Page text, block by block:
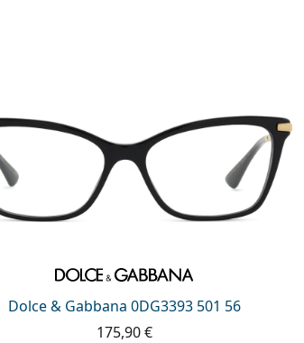
Dolce & Gabbana 0DG3393 501 56
175,90 €